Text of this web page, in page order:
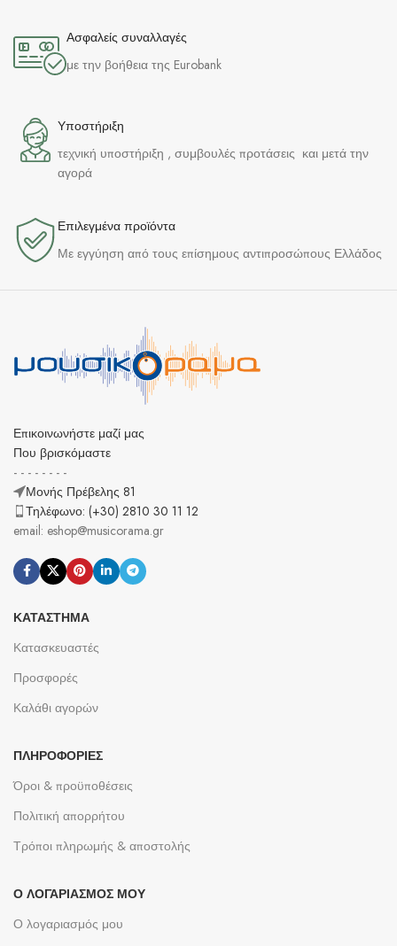
Ασφαλείς συναλλαγές
με την βοήθεια της Eurobank
Υποστήριξη
τεχνική υποστήριξη , συμβουλές προτάσεις και μετά την
αγορά
Επιλεγμένα προϊόντα​
Με εγγύηση από τους επίσημους αντιπροσώπους Ελλάδος
Επικοινωνήστε μαζί μας
Που βρισκόμαστε
- - - - - - - -
Μονής Πρέβελης 81
Τηλέφωνο: (+30) 2810 30 11 12
email: eshop@musicorama.gr
ΚΑΤΆΣΤΗΜΑ
Κατασκευαστές
Προσφορές
Καλάθι αγορών
ΠΛΗΡΟΦΟΡΊΕΣ
Όροι & προϋποθέσεις
Πολιτική απορρήτου
Τρόποι πληρωμής & αποστολής
Ο ΛΟΓΑΡΙΑΣΜΌΣ ΜΟΥ
Ο λογαριασμός μου